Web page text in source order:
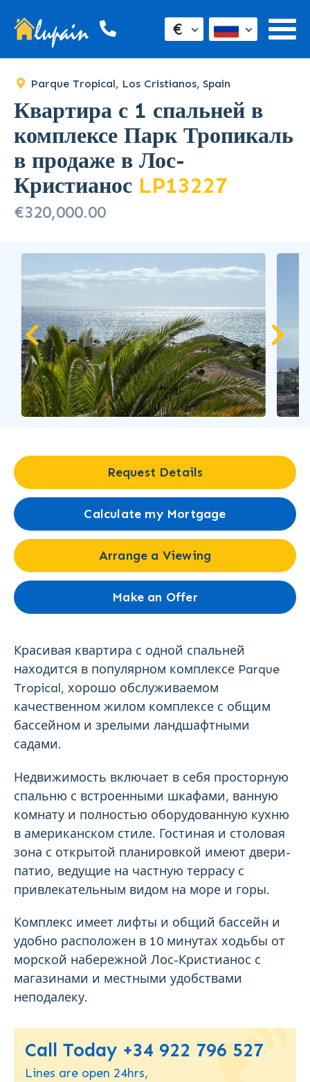
€
Parque Tropical, Los Cristianos, Spain
Квартира с 1 спальней в
комплексе Парк Тропикаль
в продаже в Лос-
Кристианос LP13227
€320,000.00
SOLD
Request Details
Calculate my Mortgage
Arrange a Viewing
Make an Offer
Красивая квартира с одной спальней
находится в популярном комплексе Parque
Tropical, хорошо обслуживаемом
качественном жилом комплексе с общим
бассейном и зрелыми ландшафтными
садами.
Недвижимость включает в себя просторную
спальню с встроенными шкафами, ванную
комнату и полностью оборудованную кухню
в американском стиле. Гостиная и столовая
зона с открытой планировкой имеют двери-
патио, ведущие на частную террасу с
привлекательным видом на море и горы.
Комплекс имеет лифты и общий бассейн и
удобно расположен в 10 минутах ходьбы от
морской набережной Лос-Кристианос с
магазинами и местными удобствами
неподалеку.
Call Today +34 922 796 527
Lines are open 24hrs,